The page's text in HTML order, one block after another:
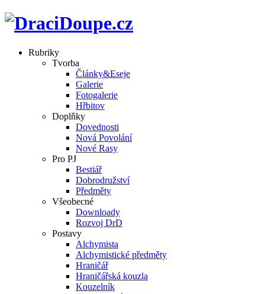
Rubriky
Tvorba
Články&Eseje
Galerie
Fotogalerie
Hřbitov
Doplňky
Dovednosti
Nová Povolání
Nové Rasy
Pro PJ
Bestiář
Dobrodružství
Předměty
Všeobecné
Downloady
Rozvoj DrD
Postavy
Alchymista
Alchymistické předměty
Hraničář
Hraničářská kouzla
Kouzelník